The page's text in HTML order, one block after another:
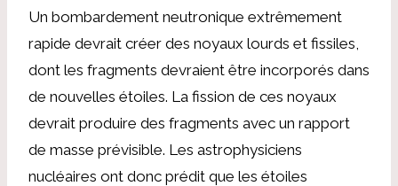
Un bombardement neutronique extrêmement
rapide devrait créer des noyaux lourds et fissiles,
dont les fragments devraient être incorporés dans
de nouvelles étoiles. La fission de ces noyaux
devrait produire des fragments avec un rapport
de masse prévisible. Les astrophysiciens
nucléaires ont donc prédit que les étoiles